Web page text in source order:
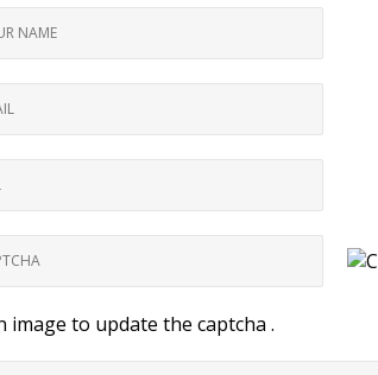
image to update the captcha .